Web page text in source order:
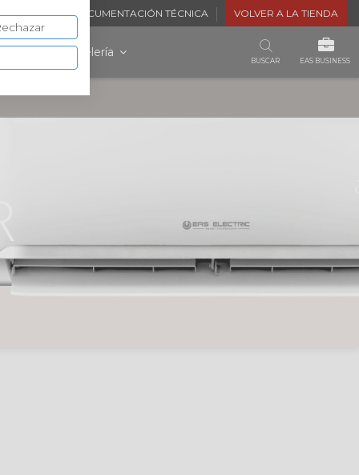
DOCUMENTACIÓN TÉCNICA VOLVER A LA TIENDA
Hostelería
BUSCAR EAS BUSINESS